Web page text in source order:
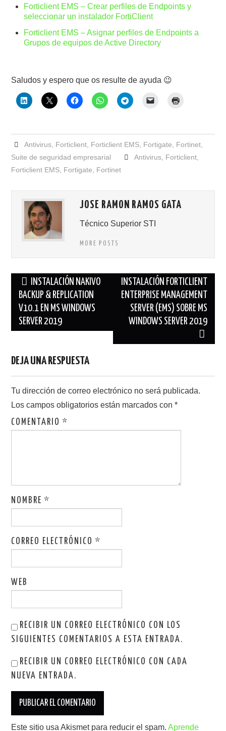
Forticlient EMS – Crear perfiles de Endpoints y
seleccionar un instalador FortiClient
Forticlient EMS – Asignar perfiles de Endpoints a
Grupos de equipos de Active Directory
Saludos y espero que os resulte de ayuda 😉
Antivirus, Forticlient, Forticlient EMS, Fortigate, Fortinet,
Suite de seguridad empresarial
Antivirus, Forticlient,
Forticlient EMS, Fortigate, Fortinet
JOSE RAMON RAMOS GATA
Técnico Superior STI
MORE POSTS
Navegación
de
entradas
INSTALACIÓN NAKIVO
BACKUP & REPLICATION
V10.1 EN MS WINDOWS
SERVER 2019
INSTALACIÓN FORTICLIENT
ENTERPRISE MANAGEMENT
SERVER (EMS) SOBRE MS
WINDOWS SERVER 2019
DEJA UNA RESPUESTA
Tu dirección de correo electrónico no será publicada.
Los campos obligatorios están marcados con*
COMENTARIO*
NOMBRE*
CORREO ELECTRÓNICO*
WEB
RECIBIR UN CORREO ELECTRÓNICO CON LOS
SIGUIENTES COMENTARIOS A ESTA ENTRADA.
RECIBIR UN CORREO ELECTRÓNICO CON CADA
NUEVA ENTRADA.
Este sitio usa Akismet para reducir el spam.Aprende